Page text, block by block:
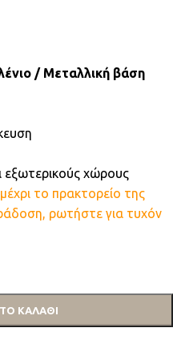
/ Μεταλλική βάση
εξωτερικούς χώρους
το πρακτορείο της
ρωτήστε για τυχόν
ΚΑΛΆΘΙ